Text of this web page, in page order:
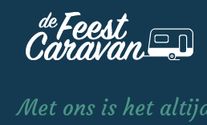
Met ons is het